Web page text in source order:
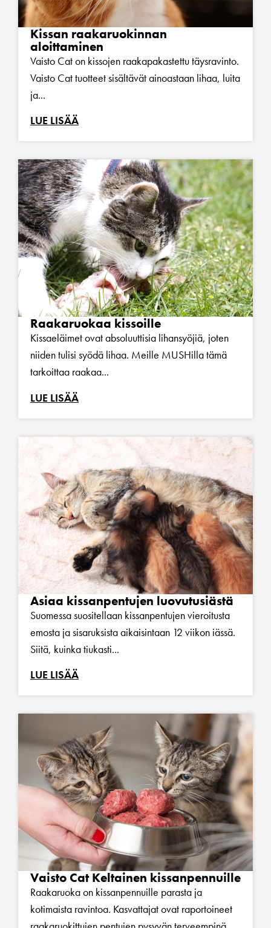
Kissan raakaruokinnan
aloittaminen
Vaisto Cat on kissojen raakapakastettu täysravinto.
Vaisto Cat tuotteet sisältävät ainoastaan lihaa, luita
ja...
LUE LISÄÄ
Raakaruokaa kissoille
Kissaeläimet ovat absoluuttisia lihansyöjiä, joten
niiden tulisi syödä lihaa. Meille MUSHilla tämä
tarkoittaa raakaa...
LUE LISÄÄ
Asiaa kissanpentujen luovutusiästä
Suomessa suositellaan kissanpentujen vieroitusta
emosta ja sisaruksista aikaisintaan 12 viikon iässä.
Siitä, kuinka tiukasti...
LUE LISÄÄ
Vaisto Cat Keltainen kissanpennuille
Raakaruoka on kissanpennuille parasta ja
kotimaista ravintoa. Kasvattajat ovat raportoineet